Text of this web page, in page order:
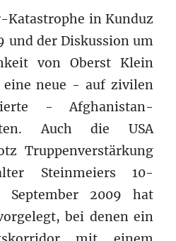
Katastrophe in Kunduz
und der Diskussion um
von Oberst Klein
neue - auf zivilen
- Afghanistan-
Auch die USA
Truppenverstärkung
Steinmeiers 10-
September 2009 hat
bei denen ein